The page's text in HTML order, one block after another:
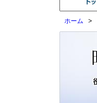
ホーム >